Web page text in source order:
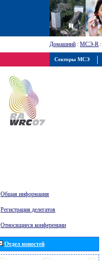
Домашний : МСЭ-R :
Общая информация
Регистрация делегатов
Относящиеся конференции
Отдел новостей
Секторы МСЭ